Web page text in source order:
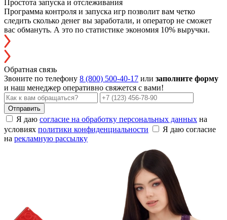
Простота запуска и отслеживания
Программа контроля и запуска игр позволит вам четко
следить сколько денег вы заработали, и оператор не сможет
вас обмануть. А это по статистике экономия 10% выручки.
Обратная связь
Звоните по телефону 8 (800) 500-40-17 или заполните форму
и наш менеджер оперативно свяжется с вами!
Отправить
Я даю согласие на обработку персональных данных на
условиях политики конфиденциальности
Я даю согласие
на рекламную рассылку